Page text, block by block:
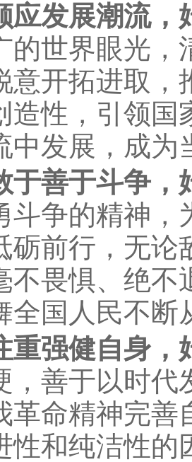
发展潮流，
的世界眼光
意开拓进取，
造性，引领国
中发展，成为
善于斗争，
斗争的精神，
砺前行，无论
不畏惧、绝不
全国人民不断
强健自身，
，善于以时
革命精神完
性和纯洁性的